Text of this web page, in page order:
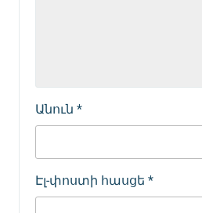
Անուն *
Էլ-փոստի հասցե *